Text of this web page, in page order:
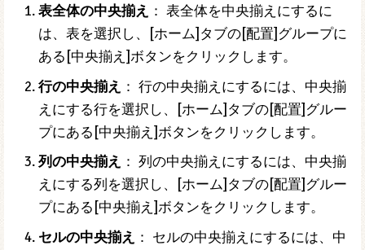
表全体の中央揃え ： 表全体を中央揃えにするに
は、表を選択し、[ホーム]タブの[配置]グループに
ある[中央揃え]ボタンをクリックします。
行の中央揃え ： 行の中央揃えにするには、中央揃
えにする行を選択し、[ホーム]タブの[配置]グルー
プにある[中央揃え]ボタンをクリックします。
列の中央揃え ： 列の中央揃えにするには、中央揃
えにする列を選択し、[ホーム]タブの[配置]グルー
プにある[中央揃え]ボタンをクリックします。
セルの中央揃え ： セルの中央揃えにするには、中